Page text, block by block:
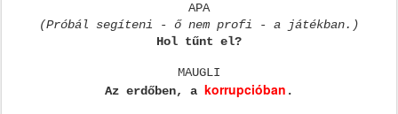
APA
(Próbál segíteni - ő nem profi - a játékban.)
Hol tűnt el?
MAUGLI
Az erdőben, a korrupcióban .